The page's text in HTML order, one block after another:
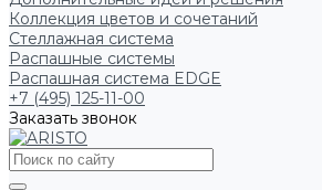
Коллекция цветов и сочетаний
Стеллажная система
Распашные системы
Распашная система EDGE
+7 (495) 125-11-00
Заказать звонок